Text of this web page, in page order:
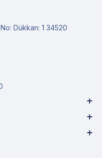
Dükkan: 1 34520